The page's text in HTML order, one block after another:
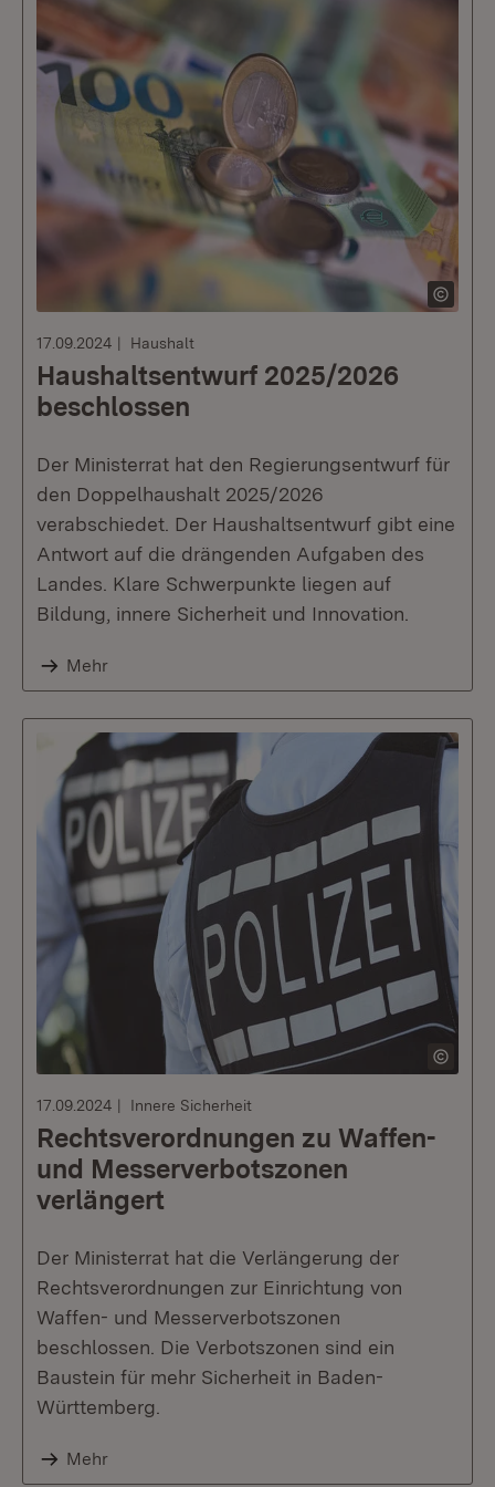
17.09.2024 Haushalt
Haushaltsentwurf 2025/2026
beschlossen
Der Ministerrat hat den Regierungsentwurf für
den Doppelhaushalt 2025/2026
verabschiedet. Der Haushaltsentwurf gibt eine
Antwort auf die drängenden Aufgaben des
Landes. Klare Schwerpunkte liegen auf
Bildung, innere Sicherheit und Innovation.
Mehr
17.09.2024 Innere Sicherheit
Rechtsverordnungen zu Waffen-
und Messer­­verbotszonen
verlängert
Der Ministerrat hat die Verlängerung der
Rechtsverordnungen zur Einrichtung von
Waffen- und Messerverbotszonen
beschlossen. Die Verbotszonen sind ein
Baustein für mehr Sicherheit in Baden-
Württemberg.
Mehr